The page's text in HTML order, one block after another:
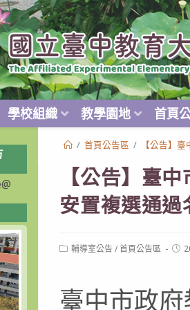
學校組織 教學園地 首頁
/ 首頁公告區 / 【公告】
【公告】臺
安置複選通
Post輔導室公告 / 首頁公告區
Post
臺中市政